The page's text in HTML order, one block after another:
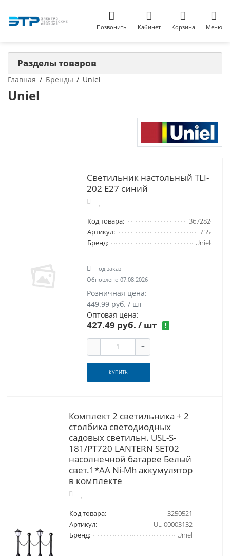
Позвонить Кабинет Корзина Меню
Главная Бренды Uniel
Uniel
Светильник настольный TLI-
202 Е27 синий
Код товара:
367282
Артикул:
755
Бренд:
Uniel
Под заказ
Обновлено 07.08.2026
Розничная цена:
449.99 руб. / шт
Оптовая цена:
427.49 руб. / шт !
- +
КУПИТЬ
Комплект 2 светильника + 2
столбика светодиодных
садовых светильн. USL-S-
181/PT720 LANTERN SET02
насолнечной батарее Белый
свет.1*АА Ni-Mh аккумулятор
в комплекте
Код товара:
3250521
Артикул:
UL-00003132
Бренд:
Uniel
Разделы товаров